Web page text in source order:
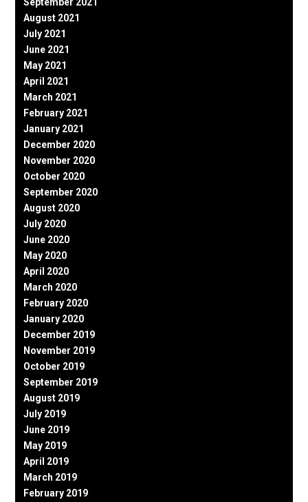
August 2021
July 2021
June 2021
May 2021
April 2021
March 2021
February 2021
January 2021
December 2020
November 2020
October 2020
September 2020
August 2020
July 2020
June 2020
May 2020
April 2020
March 2020
February 2020
January 2020
December 2019
November 2019
October 2019
September 2019
August 2019
July 2019
June 2019
May 2019
April 2019
March 2019
February 2019